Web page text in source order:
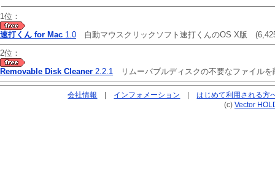
1位：
速打くん for Mac 1.0 自動マウスクリックソフト速打くんのOS X版
2位：
Removable Disk Cleaner 2.2.1 リムーバブルディスクの不要なファイル
会社情報 | インフォメーション |はじめて利用される方
(c) Vector